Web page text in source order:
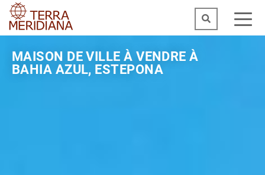
MAISON DE VILLE À VENDRE À
BAHIA AZUL, ESTEPONA